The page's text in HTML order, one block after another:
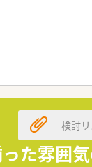
た雰囲
検討